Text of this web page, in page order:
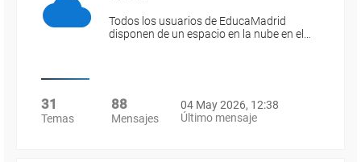
Todos los usuarios de EducaMadrid
disponen de un espacio en la nube en el…
31
Temas
88
Mensajes
04 May 2026, 12:38
Último mensaje